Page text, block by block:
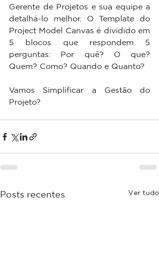
Gerente de Projetos e sua equipe a
detalhá-lo melhor. O Template do
Project Model Canvas é dividido em
5 blocos que respondem 5
perguntas: Por quê? O que?
Quem? Como? Quando e Quanto?
Vamos Simplificar a Gestão do
Projeto?
Posts recentes Ver tudo